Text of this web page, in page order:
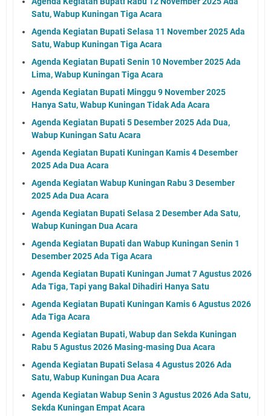
Satu, Wabup Kuningan Tiga Acara
Agenda Kegiatan Bupati Selasa 11 November 2025 Ada
Satu, Wabup Kuningan Tiga Acara
Agenda Kegiatan Bupati Senin 10 November 2025 Ada
Lima, Wabup Kuningan Tiga Acara
Agenda Kegiatan Bupati Minggu 9 November 2025
Hanya Satu, Wabup Kuningan Tidak Ada Acara
Agenda Kegiatan Bupati 5 Desember 2025 Ada Dua,
Wabup Kuningan Satu Acara
Agenda Kegiatan Bupati Kuningan Kamis 4 Desember
2025 Ada Dua Acara
Agenda Kegiatan Wabup Kuningan Rabu 3 Desember
2025 Ada Dua Acara
Agenda Kegiatan Bupati Selasa 2 Desember Ada Satu,
Wabup Kuningan Dua Acara
Agenda Kegiatan Bupati dan Wabup Kuningan Senin 1
Desember 2025 Ada Tiga Acara
Agenda Kegiatan Bupati Kuningan Jumat 7 Agustus 2026
Ada Tiga, Tapi yang Bakal Dihadiri Hanya Satu
Agenda Kegiatan Bupati Kuningan Kamis 6 Agustus 2026
Ada Tiga Acara
Agenda Kegiatan Bupati, Wabup dan Sekda Kuningan
Rabu 5 Agustus 2026 Masing-masing Dua Acara
Agenda Kegiatan Bupati Selasa 4 Agustus 2026 Ada
Satu, Wabup Kuningan Dua Acara
Agenda Kegiatan Wabup Senin 3 Agustus 2026 Ada Satu,
Sekda Kuningan Empat Acara